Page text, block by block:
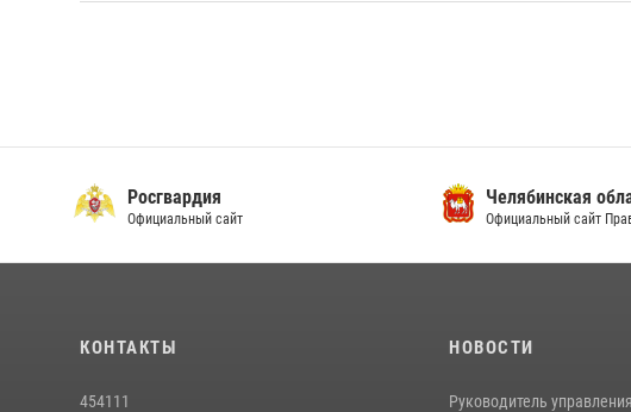
Росгвардия
Официальный сайт
Челябинская
Официальный сайт
КОНТАКТЫ
454111
НОВОСТИ
Руководитель